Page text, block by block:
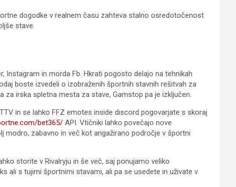
dogodke v realnem času zahteva stalno osredotočenost
stave.
in morda Fb. Hkrati pogosto delajo na tehnikah
boste izvedeli o izobraženih športnih stavnih rešitvah za
irska spletna mesta za stave, Gamstop pa je izključen.
in se lahko FFZ emotes inside discord pogovarjate s skoraj
bet365/ API. Vtičniki lahko povečajo nove
modro, zabavno in več kot angažirano področje v športni
storite v Rivalryju in še več, saj ponujamo veliko
ali s tujimi športnimi stavami, ali pa se usedete in uživate v